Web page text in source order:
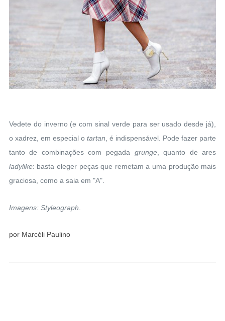
Vedete do inverno (e com sinal verde para ser usado desde já),
o xadrez, em especial o tartan , é indispensável. Pode fazer parte
tanto de combinações com pegada grunge, quanto de ares
ladylike: basta eleger peças que remetam a uma produção mais
graciosa, como a saia em "A".
Imagens: Styleograph
por Marcéli Paulino